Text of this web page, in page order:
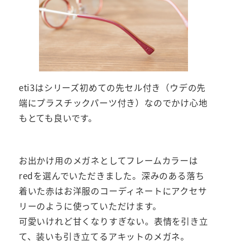
eti3はシリーズ初めての先セル付き（ウデの先
端にプラスチックパーツ付き）なのでかけ心地
もとても良いです。
お出かけ用のメガネとしてフレームカラーは
redを選んでいただきました。深みのある落ち
着いた赤はお洋服のコーディネートにアクセサ
リーのように使っていただけます。
可愛いけれど甘くなりすぎない。表情を引き立
て、装いも引き立てるアキットのメガネ。